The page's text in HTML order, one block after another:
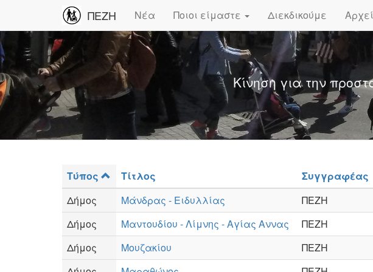
ΠΕΖΗ Νέα Ποιοι είμαστε Διεκδικούμε
Κίνηση για την
Τύπος Τίτλος Συγγραφέας
Δήμος
Μάνδρας - Ειδυλλίας ΠΕΖΗ
Δήμος
Μαντουδίου - Λίμνης - Αγίας Αννας ΠΕΖΗ
Δήμος
Μουζακίου ΠΕΖΗ